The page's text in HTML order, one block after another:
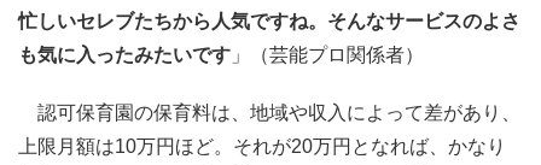
忙しいセレブたちから人気ですね。そんなサービスのよさ
も気に入ったみたいです 」（芸能プロ関係者）
認可保育園の保育料は、地域や収入によって差があり、
上限月額は10万円ほど。それが20万円となれば、かなり